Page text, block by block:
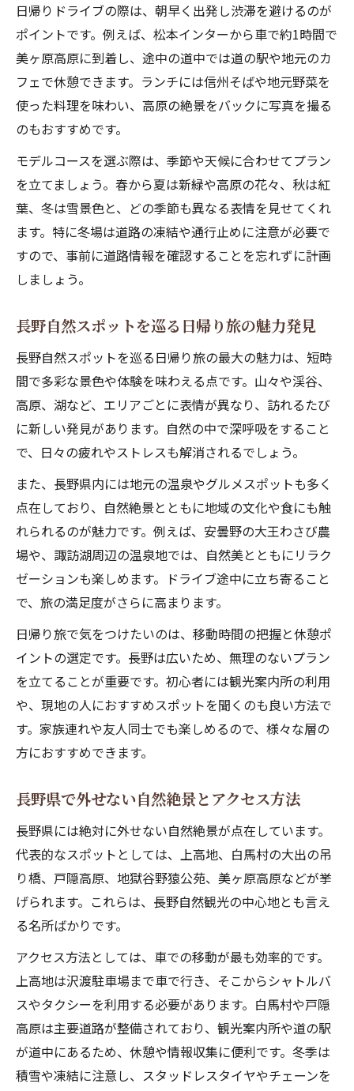
冬の長野自然デートで心癒される瞬間
長野自然デートで冬に訪れたい絶景スポッ
ト
長野県の自然観光冬デートおすすめ体験談
長野自然冬の絶景で心温まるデートプラン
長野自然スポット巡りで冬の魅力を満喫
冬の長野自然絶景デートで癒し時間を過ご
す
穴場スポットも巡れる長野絶景ドライブ
長野自然穴場を巡る絶景ドライブコース紹
介
ブ術
日帰りで行ける長野自然絶景ドライブ体験
記
長野自然観光と絶景穴場のドライブプラン
長野県で絶景を堪能する穴場ドライブの魅
力
美しい景色と過ごす長野県の冬観光体験
長野県の自然絶景冬観光スポット徹底ガイ
ド
長野自然観光冬の魅力を体験する方法
長野自然スポットで冬の絶景を楽しむ旅
自然豊かな長野県で冬観光を満喫する秘訣
絶景探訪なら長野自然スポットがおすすめ
長野県で訪れるべき自然絶景スポット特集
長野自然スポット巡りで絶景探訪を満喫
長野県の自然穴場で新たな絶景を発見する
長野自然スポットが絶景探訪に選ばれる理
由
日帰りドライブの際は、朝早く出発し渋滞を避けるのが
ポイントです。例えば、松本インターから車で約1時間で
美ヶ原高原に到着し、途中の道中では道の駅や地元のカ
フェで休憩できます。ランチには信州そばや地元野菜を
使った料理を味わい、高原の絶景をバックに写真を撮る
のもおすすめです。
モデルコースを選ぶ際は、季節や天候に合わせてプラン
を立てましょう。春から夏は新緑や高原の花々、秋は紅
葉、冬は雪景色と、どの季節も異なる表情を見せてくれ
ます。特に冬場は道路の凍結や通行止めに注意が必要で
すので、事前に道路情報を確認することを忘れずに計画
しましょう。
長野自然スポットを巡る日帰り旅の魅力発見
長野自然スポットを巡る日帰り旅の最大の魅力は、短時
間で多彩な景色や体験を味わえる点です。山々や渓谷、
高原、湖など、エリアごとに表情が異なり、訪れるたび
に新しい発見があります。自然の中で深呼吸をすること
で、日々の疲れやストレスも解消されるでしょう。
また、長野県内には地元の温泉やグルメスポットも多く
点在しており、自然絶景とともに地域の文化や食にも触
れられるのが魅力です。例えば、安曇野の大王わさび農
場や、諏訪湖周辺の温泉地では、自然美とともにリラク
ゼーションも楽しめます。ドライブ途中に立ち寄ること
で、旅の満足度がさらに高まります。
日帰り旅で気をつけたいのは、移動時間の把握と休憩ポ
イントの選定です。長野は広いため、無理のないプラン
を立てることが重要です。初心者には観光案内所の利用
や、現地の人におすすめスポットを聞くのも良い方法で
す。家族連れや友人同士でも楽しめるので、様々な層の
方におすすめできます。
長野県で外せない自然絶景とアクセス方法
長野県には絶対に外せない自然絶景が点在しています。
代表的なスポットとしては、上高地、白馬村の大出の吊
り橋、戸隠高原、地獄谷野猿公苑、美ヶ原高原などが挙
げられます。これらは、長野自然観光の中心地とも言え
る名所ばかりです。
アクセス方法としては、車での移動が最も効率的です。
上高地は沢渡駐車場まで車で行き、そこからシャトルバ
スやタクシーを利用する必要があります。白馬村や戸隠
高原は主要道路が整備されており、観光案内所や道の駅
が道中にあるため、休憩や情報収集に便利です。冬季は
積雪や凍結に注意し、スタッドレスタイヤやチェーンを